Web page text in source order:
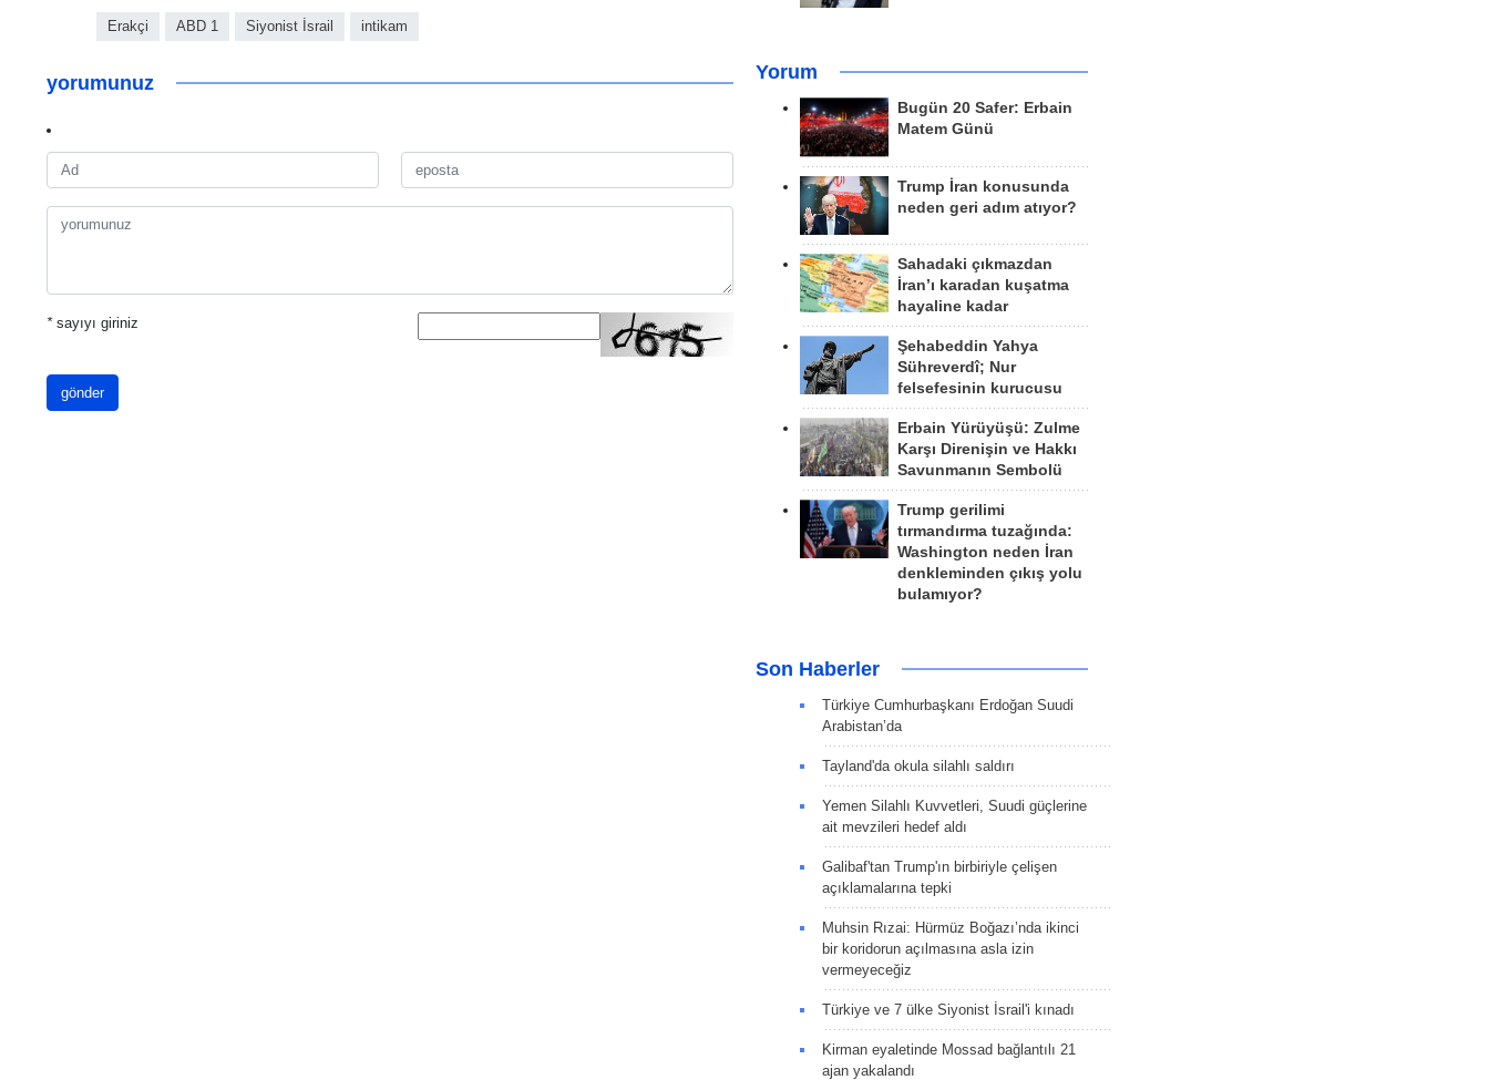
Erakçi ABD 1 Siyonist İsrail intikam
yorumunuz
*sayıyı giriniz
gönder
Yorum
Bugün 20 Safer: Erbain
Matem Günü
Trump İran konusunda
neden geri adım atıyor?
Sahadaki çıkmazdan
İran’ı karadan kuşatma
hayaline kadar
Şehabeddin Yahya
Sühreverdî; Nur
felsefesinin kurucusu
Erbain Yürüyüşü: Zulme
Karşı Direnişin ve Hakkı
Savunmanın Sembolü
Trump gerilimi
tırmandırma tuzağında:
Washington neden İran
denkleminden çıkış yolu
bulamıyor?
Son Haberler
Türkiye Cumhurbaşkanı Erdoğan Suudi
Arabistan’da
Tayland'da okula silahlı saldırı
Yemen Silahlı Kuvvetleri, Suudi güçlerine
ait mevzileri hedef aldı
Galibaf'tan Trump'ın birbiriyle çelişen
açıklamalarına tepki
Muhsin Rızai: Hürmüz Boğazı’nda ikinci
bir koridorun açılmasına asla izin
vermeyeceğiz
Türkiye ve 7 ülke Siyonist İsrail'i kınadı
Kirman eyaletinde Mossad bağlantılı 21
ajan yakalandı